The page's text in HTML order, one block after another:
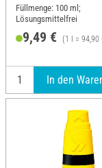
Füllmenge: 100 ml;
Lösungsmittelfrei
9,49 € (1 l = 94,90
In den